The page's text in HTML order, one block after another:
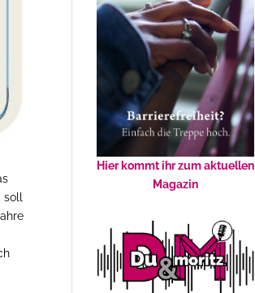
soll
Hier kommt ihr zum aktuellen
Magazin